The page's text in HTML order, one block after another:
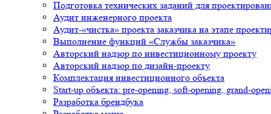
Подготовка технических заданий для
Аудит инженерного проекта
Аудит-«чистка» проекта заказчика на этапе
Выполнение функций «Службы заказчика»
Авторский надзор по инвестиционному проекту
Авторский надзор по дизайн-проекту
Комплектация инвестиционного объекта
Start-up объекта: pre-opening, soft-opening, grand-
Разработка брендбука